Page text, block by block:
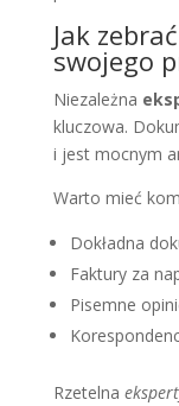
Jak
swojego
Niezależna
kluczowa.
i jest mocnym
Warto mieć
Dokładna
Faktury za
Pisemne
Rzetelna